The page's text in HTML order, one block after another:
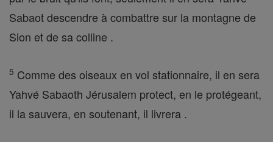
Sabaot descendre à combattre sur la montagne de
Sion et de sa colline .
5 Comme des oiseaux en vol stationnaire, il en sera
Yahvé Sabaoth Jérusalem protect, en le protégeant,
il la sauvera, en soutenant, il livrera .